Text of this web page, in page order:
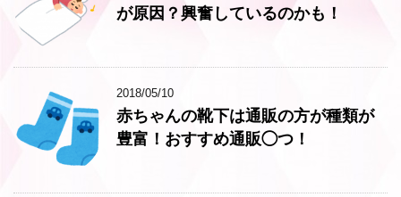
が原因？興奮しているのかも！
2018/05/10
赤ちゃんの靴下は通販の方が種類が
豊富！おすすめ通販◯つ！